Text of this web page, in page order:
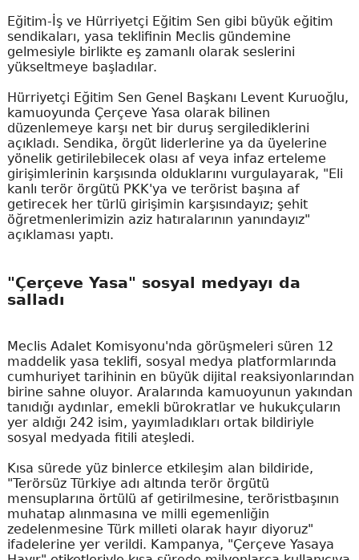
Eğitim-İş ve Hürriyetçi Eğitim Sen gibi büyük eğitim
sendikaları, yasa teklifinin Meclis gündemine
gelmesiyle birlikte eş zamanlı olarak seslerini
yükseltmeye başladılar.
Hürriyetçi Eğitim Sen Genel Başkanı Levent Kuruoğlu,
kamuoyunda Çerçeve Yasa olarak bilinen
düzenlemeye karşı net bir duruş sergilediklerini
açıkladı. Sendika, örgüt liderlerine ya da üyelerine
yönelik getirilebilecek olası af veya infaz erteleme
girişimlerinin karşısında olduklarını vurgulayarak, "Eli
kanlı terör örgütü PKK'ya ve terörist başına af
getirecek her türlü girişimin karşısındayız; şehit
öğretmenlerimizin aziz hatıralarının yanındayız"
açıklaması yaptı.
"Çerçeve Yasa" sosyal medyayı da
salladı
Meclis Adalet Komisyonu'nda görüşmeleri süren 12
maddelik yasa teklifi, sosyal medya platformlarında
cumhuriyet tarihinin en büyük dijital reaksiyonlarından
birine sahne oluyor. Aralarında kamuoyunun yakından
tanıdığı aydınlar, emekli bürokratlar ve hukukçuların
yer aldığı 242 isim, yayımladıkları ortak bildiriyle
sosyal medyada fitili ateşledi.
Kısa sürede yüz binlerce etkileşim alan bildiride,
"Terörsüz Türkiye adı altında terör örgütü
mensuplarına örtülü af getirilmesine, teröristbaşının
muhatap alınmasına ve milli egemenliğin
zedelenmesine Türk milleti olarak hayır diyoruz"
ifadelerine yer verildi. Kampanya, "Çerçeve Yasaya